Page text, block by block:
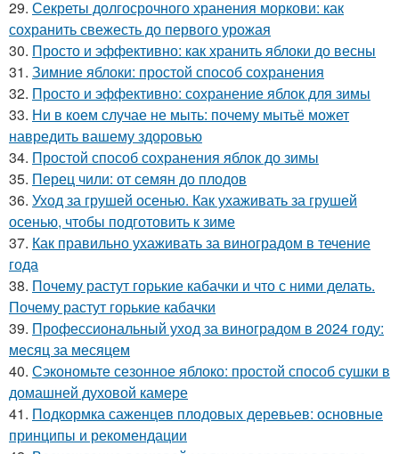
29. Секреты долгосрочного хранения моркови: как
сохранить свежесть до первого урожая
30. Просто и эффективно: как хранить яблоки до весны
31. Зимние яблоки: простой способ сохранения
32. Просто и эффективно: сохранение яблок для зимы
33. Ни в коем случае не мыть: почему мытьё может
навредить вашему здоровью
34. Простой способ сохранения яблок до зимы
35. Перец чили: от семян до плодов
36. Уход за грушей осенью. Как ухаживать за грушей
осенью, чтобы подготовить к зиме
37. Как правильно ухаживать за виноградом в течение
года
38. Почему растут горькие кабачки и что с ними делать.
Почему растут горькие кабачки
39. Профессиональный уход за виноградом в 2024 году:
месяц за месяцем
40. Сэкономьте сезонное яблоко: простой способ сушки в
домашней духовой камере
41. Подкормка саженцев плодовых деревьев: основные
принципы и рекомендации